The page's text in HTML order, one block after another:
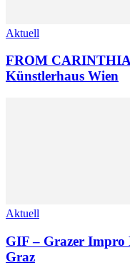
Aktuell
FROM
Künstlerhaus Wien
Aktuell
GIF – Grazer Impro
Graz